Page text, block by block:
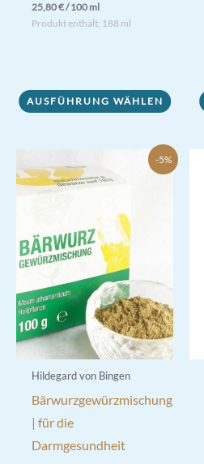
25,80€/100 ml
Produkt enthält: 188 ml
AUSFÜHRUNG WÄHLEN
weist
mehrere
Die
auf
der
Produktseite
gewählt
werden
-5%
Hildegard von Bingen
Bärwurzgewürzmischung
| für die
Darmgesundheit